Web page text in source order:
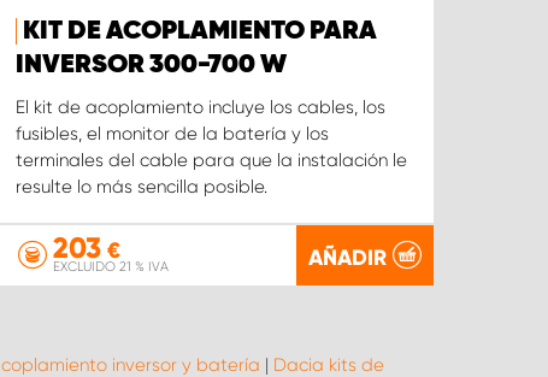
KIT DE ACOPLAMIENTO PARA
INVERSOR 300-700 W
El kit de acoplamiento incluye los cables, los
fusibles, el monitor de la batería y los
terminales del cable para que la instalación le
resulte lo más sencilla posible.
203 €
EXCLUIDO 21 % IVA AÑADIR
inversor y batería | Dacia kits de